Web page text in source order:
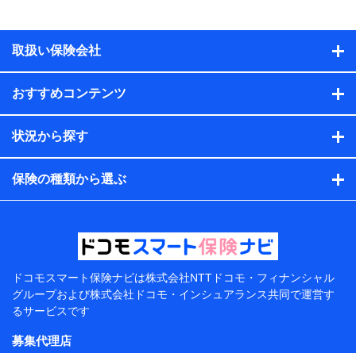
ル内容や送信履歴の情報及び保険の更改案内等を提供し
保険契約情報
当社または株式会社NTTドコモ・フィナンシャルグルー
プが取得し、又は保有する保険契約に関する情報。例と
して、保険契約者及び被保険者の氏名、住所、生年月
日、性別、保険契約者と被保険者の関係、保険加入の目
的、保険商品の内容、保険料、保険料のお支払方法、車
のメーカーや走行距離などの情報、建物の構造や築年数
などの情報、ペットの種類や年齢などの情報などが含ま
提供当事者から受領当事者が個人データを取得する方法
電子的・電磁的方法等
【共同して利用する者の範囲】
当社
株式会社NTTドコモ・フィナンシャルグループ
【利用目的】
取扱い保険会社
おすすめコンテンツ
状況から探す
保険の種類から選ぶ
ドコモスマート保険ナビは株式会社NTTドコモ・フィナンシャル
グループおよび株式会社ドコモ・インシュアランス共同で運営す
るサービスです
募集代理店